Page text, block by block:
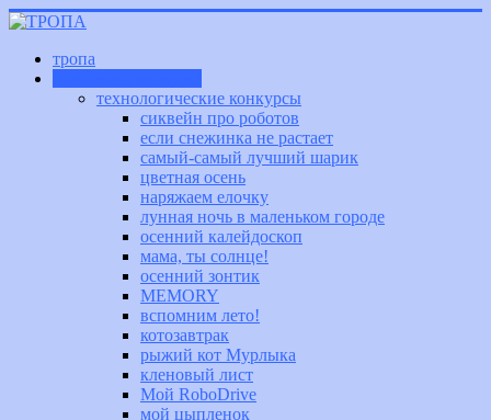
тропа
технологические конкурсы
сиквейн про роботов
если снежинка не растает
самый-самый лучший шарик
цветная осень
наряжаем елочку
лунная ночь в маленьком городе
осенний калейдоскоп
мама, ты солнце!
осенний зонтик
MEMORY
вспомним лето!
котозавтрак
рыжий кот Мурлыка
кленовый лист
Мой RoboDrive
мой цыпленок